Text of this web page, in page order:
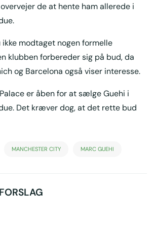
de at hente ham allerede i
ikke modtaget nogen formelle
klubben forbereder sig på bud, da
og Barcelona også viser interesse.
er åben for at sælge Guehi i
Det kræver dog, at det rette bud
MANCHESTER CITY MARC GUEHI